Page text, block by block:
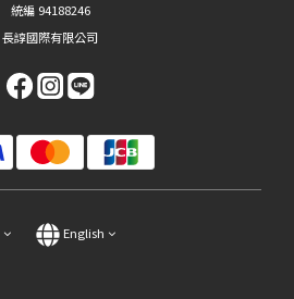
統編 94188246
長諄國際有限公司
English